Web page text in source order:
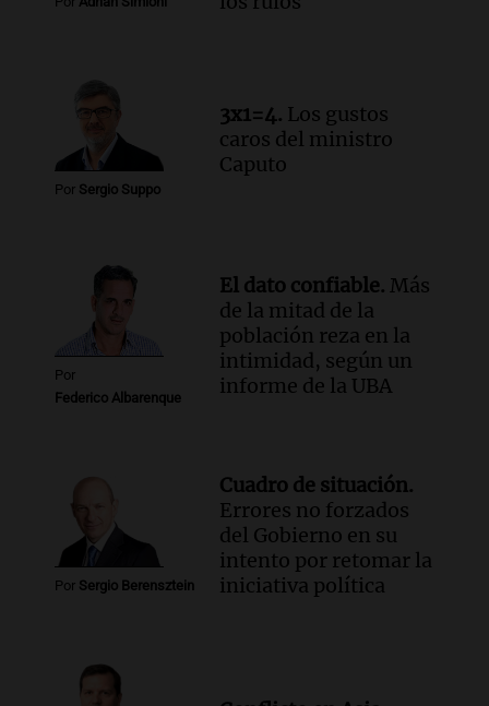
Episodios
Audio.
Chile planteó mejorar la
conectividad fronteriza, aérea y digital
con Jujuy
Panorama Federal
Por Sergio Suppo
3x1=4. Los gustos
caros del ministro
Caputo
Por
Federico Albarenque
El dato confiable. Más
de la mitad de la
población reza en la
intimidad, según un
informe de la UBA
Por Sergio Berensztein
Cuadro de situación.
Errores no forzados
del Gobierno en su
intento por retomar la
iniciativa política